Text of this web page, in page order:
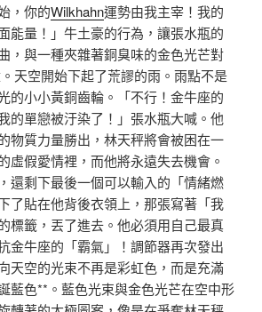
，你的Wilkhahn運勢由我主宰！我的
能量！」牛土豪的行為，讓張水瓶的
，與一種夾雜著銅臭味的金色光芒對
天空開始下起了荒謬的雨。雨點不是
的小小黃銅齒輪。「不行！金牛座的
的單戀被汙染了！」張水瓶大喊。他
物質力量勝出，林天秤將會被困在一
虛假愛情裡，而他將永遠失去機會。
還剩下最後一個可以輸入的「情緒燃
了貼在他背後衣領上，那張寫著「我
標籤，丟了進去。他必須用自己最真
金牛座的「霸氣」！調節器再次發出
天空的光束不再是彩虹色，而是充滿
藍色**。藍色光束與金色光芒在空中形